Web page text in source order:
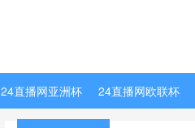
24直播网亚洲杯 24直播网欧联杯